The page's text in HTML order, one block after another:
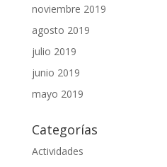
noviembre 2019
agosto 2019
julio 2019
junio 2019
mayo 2019
Categorías
Actividades